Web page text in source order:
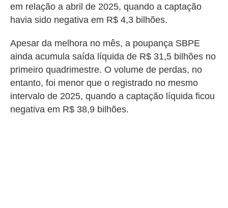
em relação a abril de 2025, quando a captação
havia sido negativa em R$ 4,3 bilhões.
Apesar da melhora no mês, a poupança SBPE
ainda acumula saída líquida de R$ 31,5 bilhões no
primeiro quadrimestre. O volume de perdas, no
entanto, foi menor que o registrado no mesmo
intervalo de 2025, quando a captação líquida ficou
negativa em R$ 38,9 bilhões.